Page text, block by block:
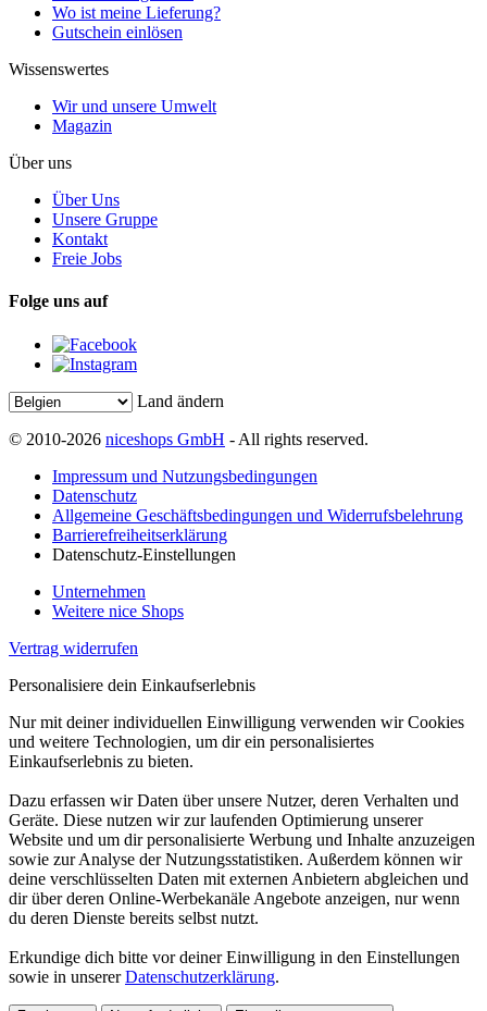
Wo ist meine Lieferung?
Gutschein einlösen
Wissenswertes
Wir und unsere Umwelt
Magazin
Über uns
Über Uns
Unsere Gruppe
Kontakt
Freie Jobs
Folge uns auf
Land ändern
© 2010-2026 niceshops GmbH - All rights reserved.
Impressum und Nutzungsbedingungen
Datenschutz
Allgemeine Geschäftsbedingungen und Widerrufsbelehrung
Barrierefreiheitserklärung
Datenschutz-Einstellungen
Unternehmen
Weitere nice Shops
Vertrag widerrufen
Personalisiere dein Einkaufserlebnis
Nur mit deiner individuellen Einwilligung verwenden wir Cookies
und weitere Technologien, um dir ein personalisiertes
Einkaufserlebnis zu bieten.
Dazu erfassen wir Daten über unsere Nutzer, deren Verhalten und
Geräte. Diese nutzen wir zur laufenden Optimierung unserer
Website und um dir personalisierte Werbung und Inhalte anzuzeigen
sowie zur Analyse der Nutzungsstatistiken. Außerdem können wir
deine verschlüsselten Daten mit externen Anbietern abgleichen und
dir über deren Online-Werbekanäle Angebote anzeigen, nur wenn
du deren Dienste bereits selbst nutzt.
Erkundige dich bitte vor deiner Einwilligung in den Einstellungen
sowie in unsererDatenschutzerklärung.